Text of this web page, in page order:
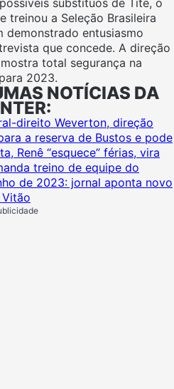
treinou a Seleção Brasileira
demonstrado entusiasmo
que concede. A direção
total segurança na
2023.
NOTÍCIAS DA
direito Weverton, direção
a reserva de Bustos e pode
Renê “esquece” férias, vira
treino de equipe do
de 2023: jornal aponta novo